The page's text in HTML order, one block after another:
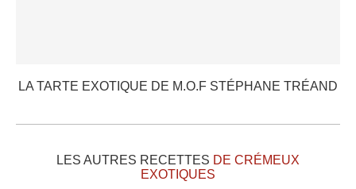
LA TARTE EXOTIQUE DE M.O.F STÉPHANE TRÉAND
LES AUTRES RECETTES DE CRÉMEUX
EXOTIQUES